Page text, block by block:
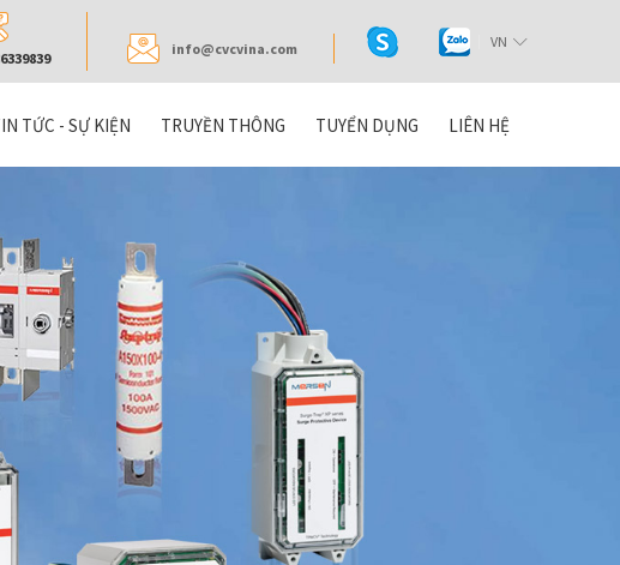
info@cvcvina.com VN
TỨC - SỰ KIỆN TRUYỀN THÔNG TUYỂN DỤNG LIÊN HỆ